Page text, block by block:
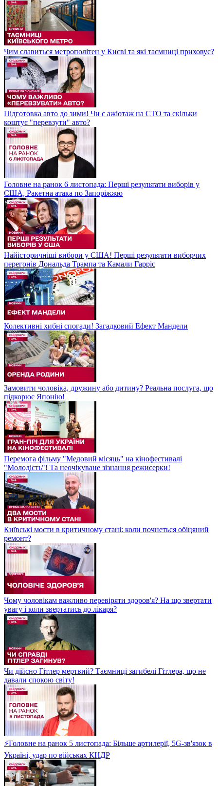
Чим славиться метрополітен у Києві та які таємниці приховує?
Підготовка авто до зими! Чи є ажіотаж на СТО та скільки
коштує "перевзути" авто?
Головне на ранок 6 листопада: Перші результати виборів у
США, Ракетна атака по Запоріжжю
Найісторичніші вибори у США! Перші результати виборчих
перегонів Дональда Трампа та Камали Гарріс
Колективні хибні спогади! Загадковий Ефект Мандели
Замовити чоловіка, дружину або дитину? Реальна послуга, що
підкорює Японію!
Перемога фільму "Медовий місяць" на кінофестивалі
"Молодість"! Та неочікуване зізнання режисерки!
Київські мости в критичному стані: коли почнеться обіцяний
ремонт?
Чому чоловікам важливо перевіряти здоров'я? На що звертати
увагу і коли звертатись до лікаря?
Чи дійсно Гітлер мертвий? Таємниці загибелі Гітлера, що не
давали спокою світу!
⚡Головне на ранок 5 листопада: Більше артилерії, 5G-зв'язок в
Україні, удар по військах КНДР